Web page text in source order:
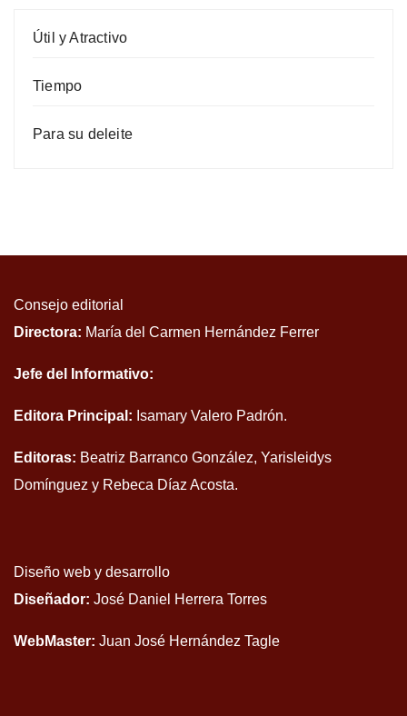
Útil y Atractivo
Tiempo
Para su deleite
Consejo editorial
Directora: María del Carmen Hernández Ferrer
Jefe del Informativo:
Editora Principal: Isamary Valero Padrón.
Editoras: Beatriz Barranco González, Yarisleidys
Domínguez y Rebeca Díaz Acosta.
Diseño web y desarrollo
Diseñador: José Daniel Herrera Torres
WebMaster: Juan José Hernández Tagle